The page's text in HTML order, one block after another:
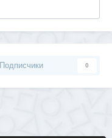
Подписчики 0